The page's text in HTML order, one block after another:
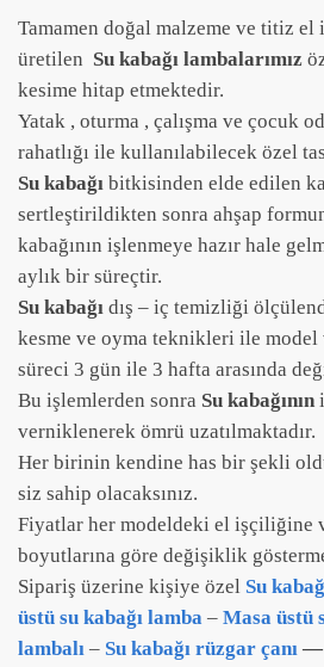
Tamamen doğal malzeme ve titiz el
üretilen Su kabağı lambalarımız
kesime hitap etmektedir.
Yatak , oturma , çalışma ve çocuk
rahatlığı ile kullanılabilecek özel
Su kabağı bitkisinden elde edilen
sertleştirildikten sonra ahşap
kabağının işlenmeye hazır hale
aylık bir süreçtir.
Su kabağı dış – iç temizliği
kesme ve oyma teknikleri ile model
süreci 3 gün ile 3 hafta arasında
Bu işlemlerden sonra Su kabağının
verniklenerek ömrü uzatılmaktadır.
Her birinin kendine has bir şekli
siz sahip olacaksınız.
Fiyatlar her modeldeki el işçiliğine
boyutlarına göre değişiklik
Sipariş üzerine kişiye özel Su
üstü su kabağı lamba – Masa üstü
lambalı – Su kabağı rüzgar çanı —